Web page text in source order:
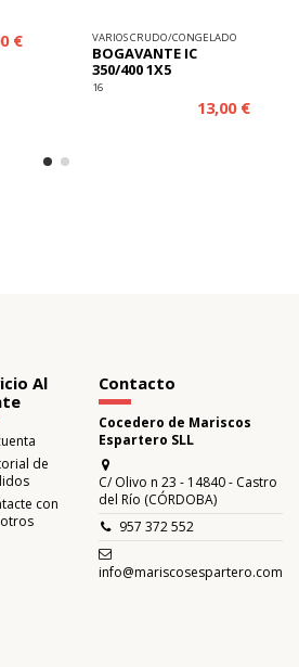
€ VARIOS CRUDO/CONGELADO
BOGAVANTE IC
350/400 1X5
16
13,00 €
Al
de
con
Contacto
Cocedero de Mariscos
Espartero SLL
C/ Olivo n 23 - 14840 - Castro
del Río (CÓRDOBA)
957 372 552
info@mariscosespartero.com